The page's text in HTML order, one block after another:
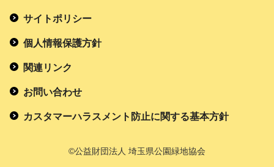
サイトポリシー
個人情報保護方針
関連リンク
お問い合わせ
カスタマーハラスメント防止に関する基本方針
©公益財団法人 埼玉県公園緑地協会